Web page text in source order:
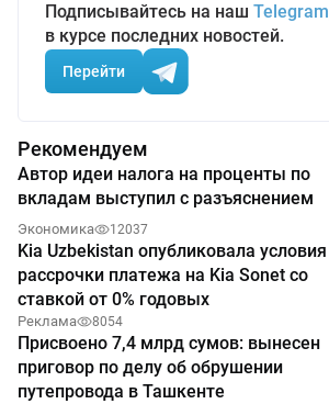
Подписывайтесь на наш Telegram
в курсе последних новостей.
Перейти
Рекомендуем
Автор идеи налога на проценты по
вкладам выступил с разъяснением
Экономика 12037
Kia Uzbekistan опубликовала условия
рассрочки платежа на Kia Sonet со
ставкой от 0% годовых
Реклама 8054
Присвоено 7,4 млрд сумов: вынесен
приговор по делу об обрушении
путепровода в Ташкенте